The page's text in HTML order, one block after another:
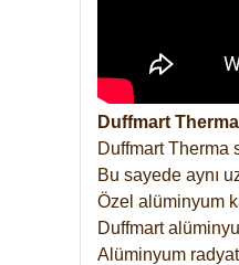
Duffmart
Duffmart Therma
Bu sayede aynı
Özel alüminyum
Duffmart
Alüminyum